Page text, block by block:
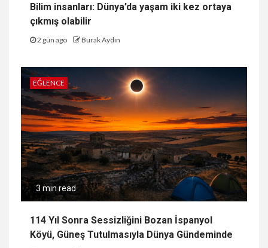
Bilim insanları: Dünya’da yaşam iki kez ortaya
çıkmış olabilir
2 gün ago Burak Aydın
EĞLENCE
3 min read
114 Yıl Sonra Sessizliğini Bozan İspanyol
Köyü, Güneş Tutulmasıyla Dünya Gündeminde